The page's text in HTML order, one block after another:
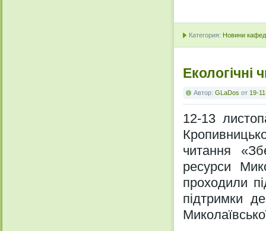
Категория: Новини
Екологічні
Автор: GLaDos от 19-
12-13
читання
ресурси
проходили
підтримки